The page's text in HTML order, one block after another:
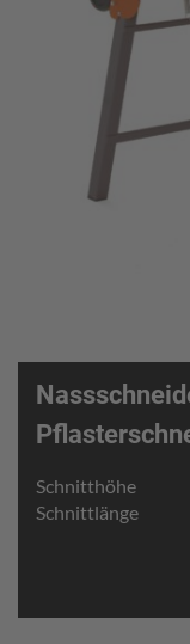
Schnitthöhe
Schnittlänge